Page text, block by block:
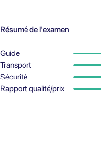
Résumé de l'examen
Guide
Transport
Sécurité
Rapport qualité/prix